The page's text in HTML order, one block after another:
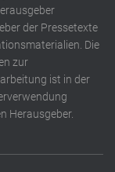
der Pressetexte
Die
zur
ist in der
Herausgeber.